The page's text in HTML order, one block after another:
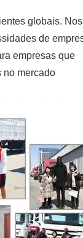
globais.
de
empresas que
no mercado